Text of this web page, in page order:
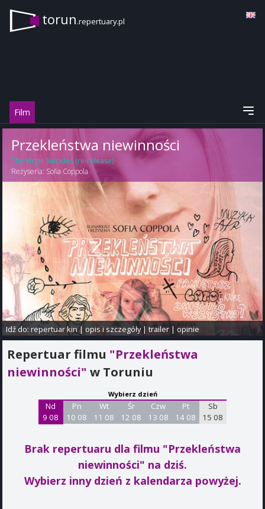
torun.repertuary.pl
Film
Przekleństwa niewinności
The Virgin Suicides (re-release)
Reżyseria: Sofia Coppola
Idź do:repertuar kin| opis i szczegóły|trailer |opinie
Repertuar filmu "Przekleństwa
niewinności" w Toruniu
Wybierz dzień
Nd
9 08
Pn
10 08
Wt
11 08
Śr
12 08
Czw
13 08
Pt
14 08
Sb
15 08
Brak repertuaru dla filmu "Przekleństwa
niewinności" na dziś.
Wybierz inny dzień z kalendarza powyżej.